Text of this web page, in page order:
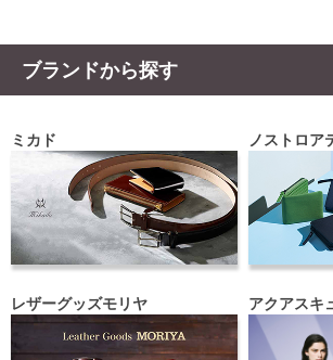
ブランドから探す
ミカド ノストロ
レザーグッズモリヤ アクアスキ